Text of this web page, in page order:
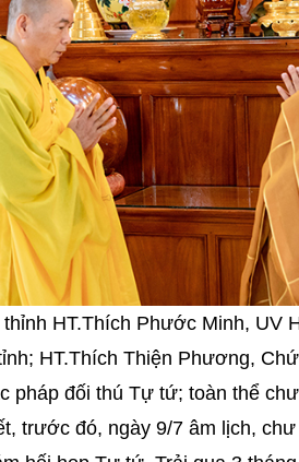
HT.Thích Phước Minh, UV
HT.Thích Thiện Phương,
pháp đối thú Tự tứ; toàn thể
trước đó, ngày 9/7 âm lịch,